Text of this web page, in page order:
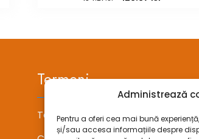
Administrează
Pentru a oferi cea mai bună
și/sau accesa informațiile despre
Termeni
Termeni si conditii